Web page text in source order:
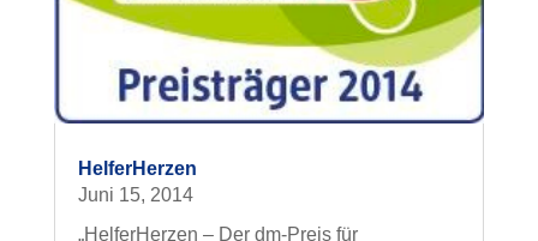
HelferHerzen
Juni 15, 2014
„HelferHerzen – Der dm-Preis für